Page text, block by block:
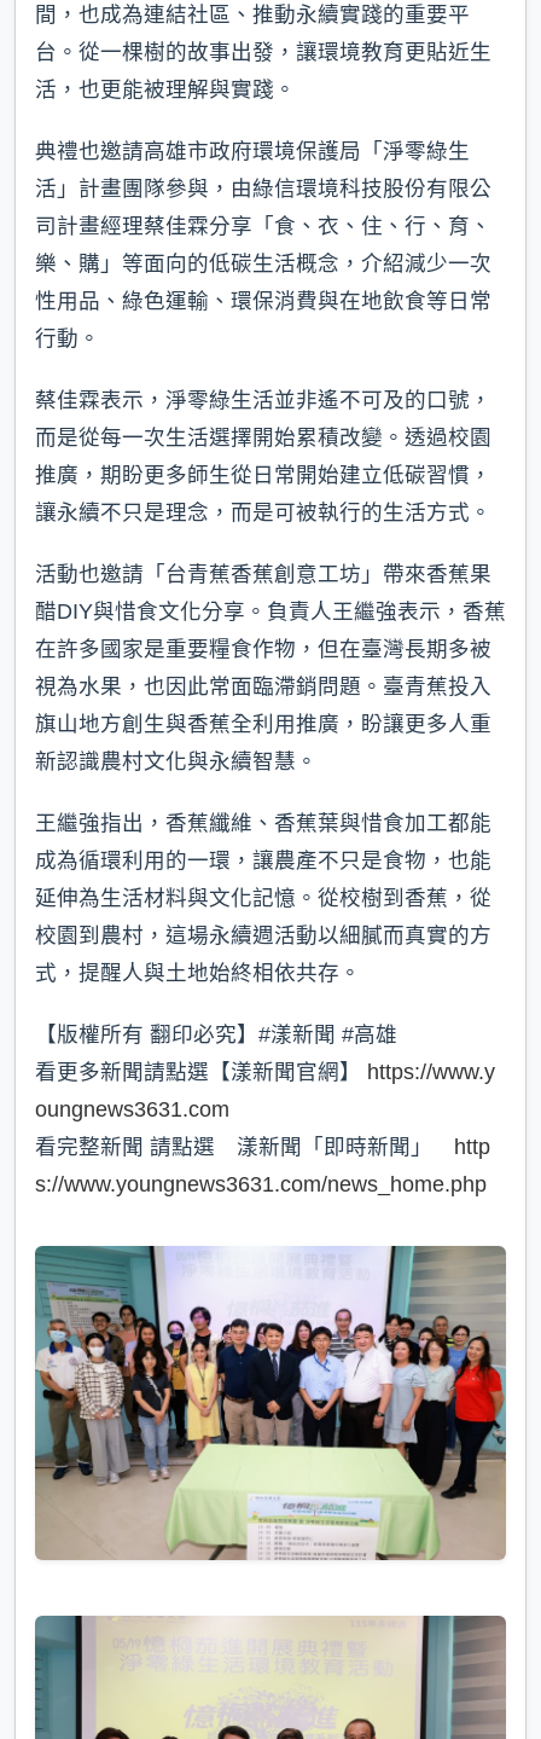
間，也成為連結社區、推動永續實踐的重要平
台。從一棵樹的故事出發，讓環境教育更貼近生
活，也更能被理解與實踐。
典禮也邀請高雄市政府環境保護局「淨零綠生
活」計畫團隊參與，由綠信環境科技股份有限公
司計畫經理蔡佳霖分享「食、衣、住、行、育、
樂、購」等面向的低碳生活概念，介紹減少一次
性用品、綠色運輸、環保消費與在地飲食等日常
行動。
蔡佳霖表示，淨零綠生活並非遙不可及的口號，
而是從每一次生活選擇開始累積改變。透過校園
推廣，期盼更多師生從日常開始建立低碳習慣，
讓永續不只是理念，而是可被執行的生活方式。
活動也邀請「台青蕉香蕉創意工坊」帶來香蕉果
醋DIY與惜食文化分享。負責人王繼強表示，香蕉
在許多國家是重要糧食作物，但在臺灣長期多被
視為水果，也因此常面臨滯銷問題。臺青蕉投入
旗山地方創生與香蕉全利用推廣，盼讓更多人重
新認識農村文化與永續智慧。
王繼強指出，香蕉纖維、香蕉葉與惜食加工都能
成為循環利用的一環，讓農產不只是食物，也能
延伸為生活材料與文化記憶。從校樹到香蕉，從
校園到農村，這場永續週活動以細膩而真實的方
式，提醒人與土地始終相依共存。
【版權所有 翻印必究】#漾新聞 #高雄
看更多新聞請點選【漾新聞官網】 https://www.y
oungnews3631.com
看完整新聞 請點選 漾新聞「即時新聞」 http
s://www.youngnews3631.com/news_home.php